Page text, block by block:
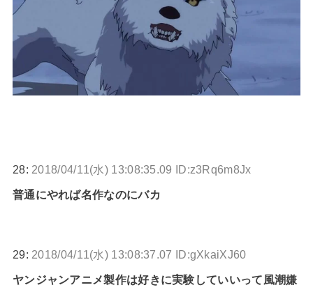
28: 2018/04/11(水) 13:08:35.09 ID:z3Rq6m8Jx
普通にやれば名作なのにバカ
29: 2018/04/11(水) 13:08:37.07 ID:gXkaiXJ60
ヤンジャンアニメ製作は好きに実験していいって風潮嫌